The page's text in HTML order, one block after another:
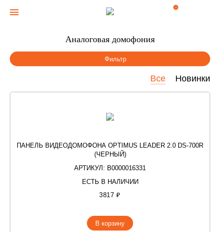
0
Аналоговая домофония
Фильтр
Все Новинки
ПАНЕЛЬ ВИДЕОДОМОФОНА OPTIMUS LEADER 2.0 DS-700R
(ЧЕРНЫЙ)
АРТИКУЛ: В0000016331
ЕСТЬ В НАЛИЧИИ
3817 ₽
В корзину